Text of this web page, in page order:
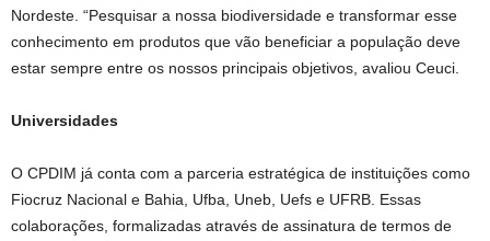
Nordeste. “Pesquisar a nossa biodiversidade e transformar esse
conhecimento em produtos que vão beneficiar a população deve
estar sempre entre os nossos principais objetivos, avaliou Ceuci.
Universidades
O CPDIM já conta com a parceria estratégica de instituições como
Fiocruz Nacional e Bahia, Ufba, Uneb, Uefs e UFRB. Essas
colaborações, formalizadas através de assinatura de termos de